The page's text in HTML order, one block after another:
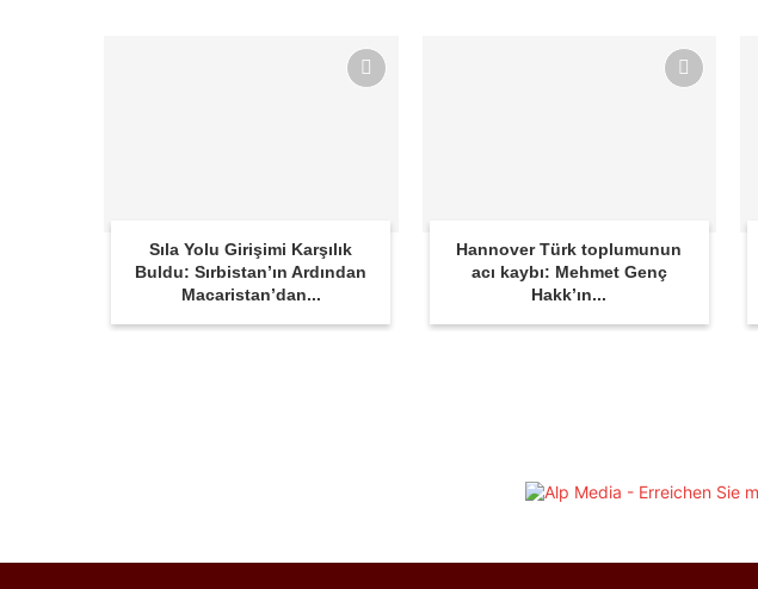
Sıla Yolu Girişimi Karşılık
Buldu: Sırbistan’ın Ardından
Macaristan’dan...
Hannover Türk toplumunun
acı kaybı: Mehmet Genç
Hakk’ın...